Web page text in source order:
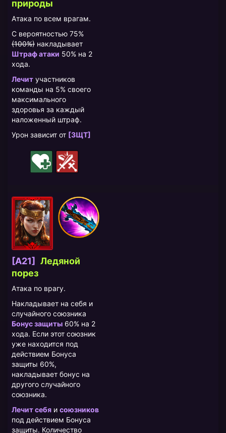
природы
Атака по всем врагам.
С вероятностью 75%
(100%) накладывает
Штраф атаки 50% на 2
хода.
Лечит участников
команды на 5% своего
максимального
здоровья за каждый
наложенный штраф.
Урон зависит от [ЗЩТ]
[A21] Ледяной
порез
Атака по врагу.
Накладывает на себя и
случайного союзника
Бонус защиты 60% на 2
хода. Если этот союзник
уже находится под
действием Бонуса
защиты 60%,
накладывает бонус на
другого случайного
союзника.
Лечит себя и союзников
под действием Бонуса
защиты. Количество